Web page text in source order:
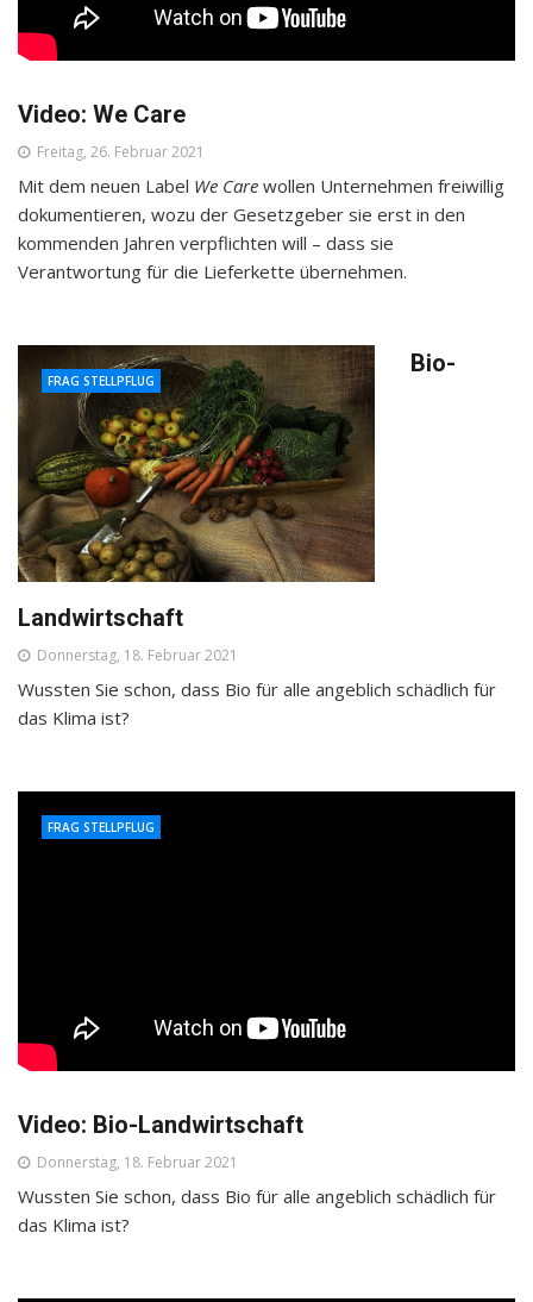
Video: We Care
Freitag, 26. Februar 2021
Mit dem neuen Label We Care wollen Unternehmen freiwillig
dokumentieren, wozu der Gesetzgeber sie erst in den
kommenden Jahren verpflichten will – dass sie
Verantwortung für die Lieferkette übernehmen.
Bio-
Landwirtschaft
FRAG STELLPFLUG
Donnerstag, 18. Februar 2021
Wussten Sie schon, dass Bio für alle angeblich schädlich für
das Klima ist?
Video: Bio-Landwirtschaft
FRAG STELLPFLUG
Donnerstag, 18. Februar 2021
Wussten Sie schon, dass Bio für alle angeblich schädlich für
das Klima ist?